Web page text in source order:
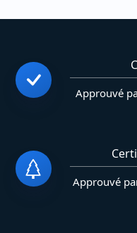
Approuvé
Approuvé